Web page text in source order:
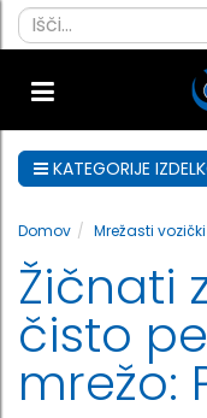
KATEGORIJE
Domov Mrežasti vozički
Žičnati
čisto
mrežo: